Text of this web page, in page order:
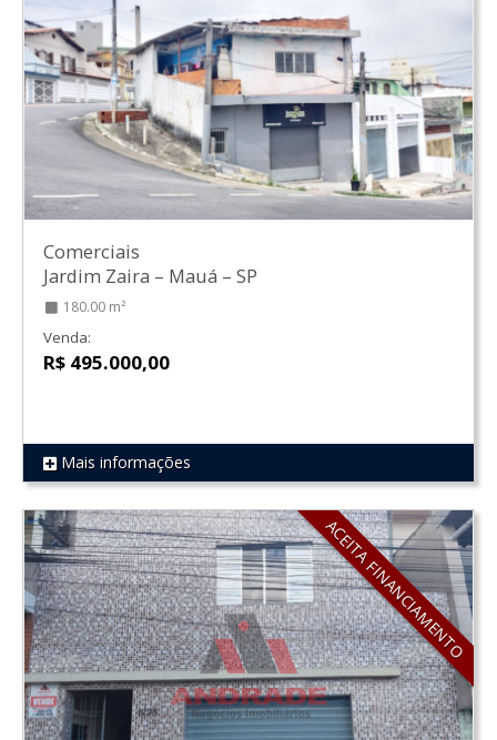
REF 417
Comerciais
Jardim Zaira – Mauá – SP
180.00 m²
Venda:
R$ 495.000,00
Mais informações
ACEITA FINANCIAMENTO